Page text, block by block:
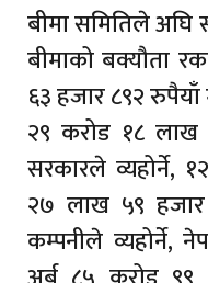
बीमा समितिले अघि
बीमाको बक्यौता
६३ हजार ८९२
२९ करोड १८
सरकारले व्यहोर्ने,
२७ लाख ५९ हजार
कम्पनीले व्यहोर्ने,